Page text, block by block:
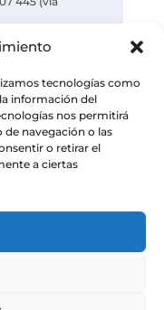
tecnologías como
información del
nos permitirá
navegación o las
o retirar el
a ciertas